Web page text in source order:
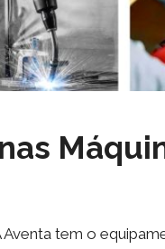
Aventa tem o